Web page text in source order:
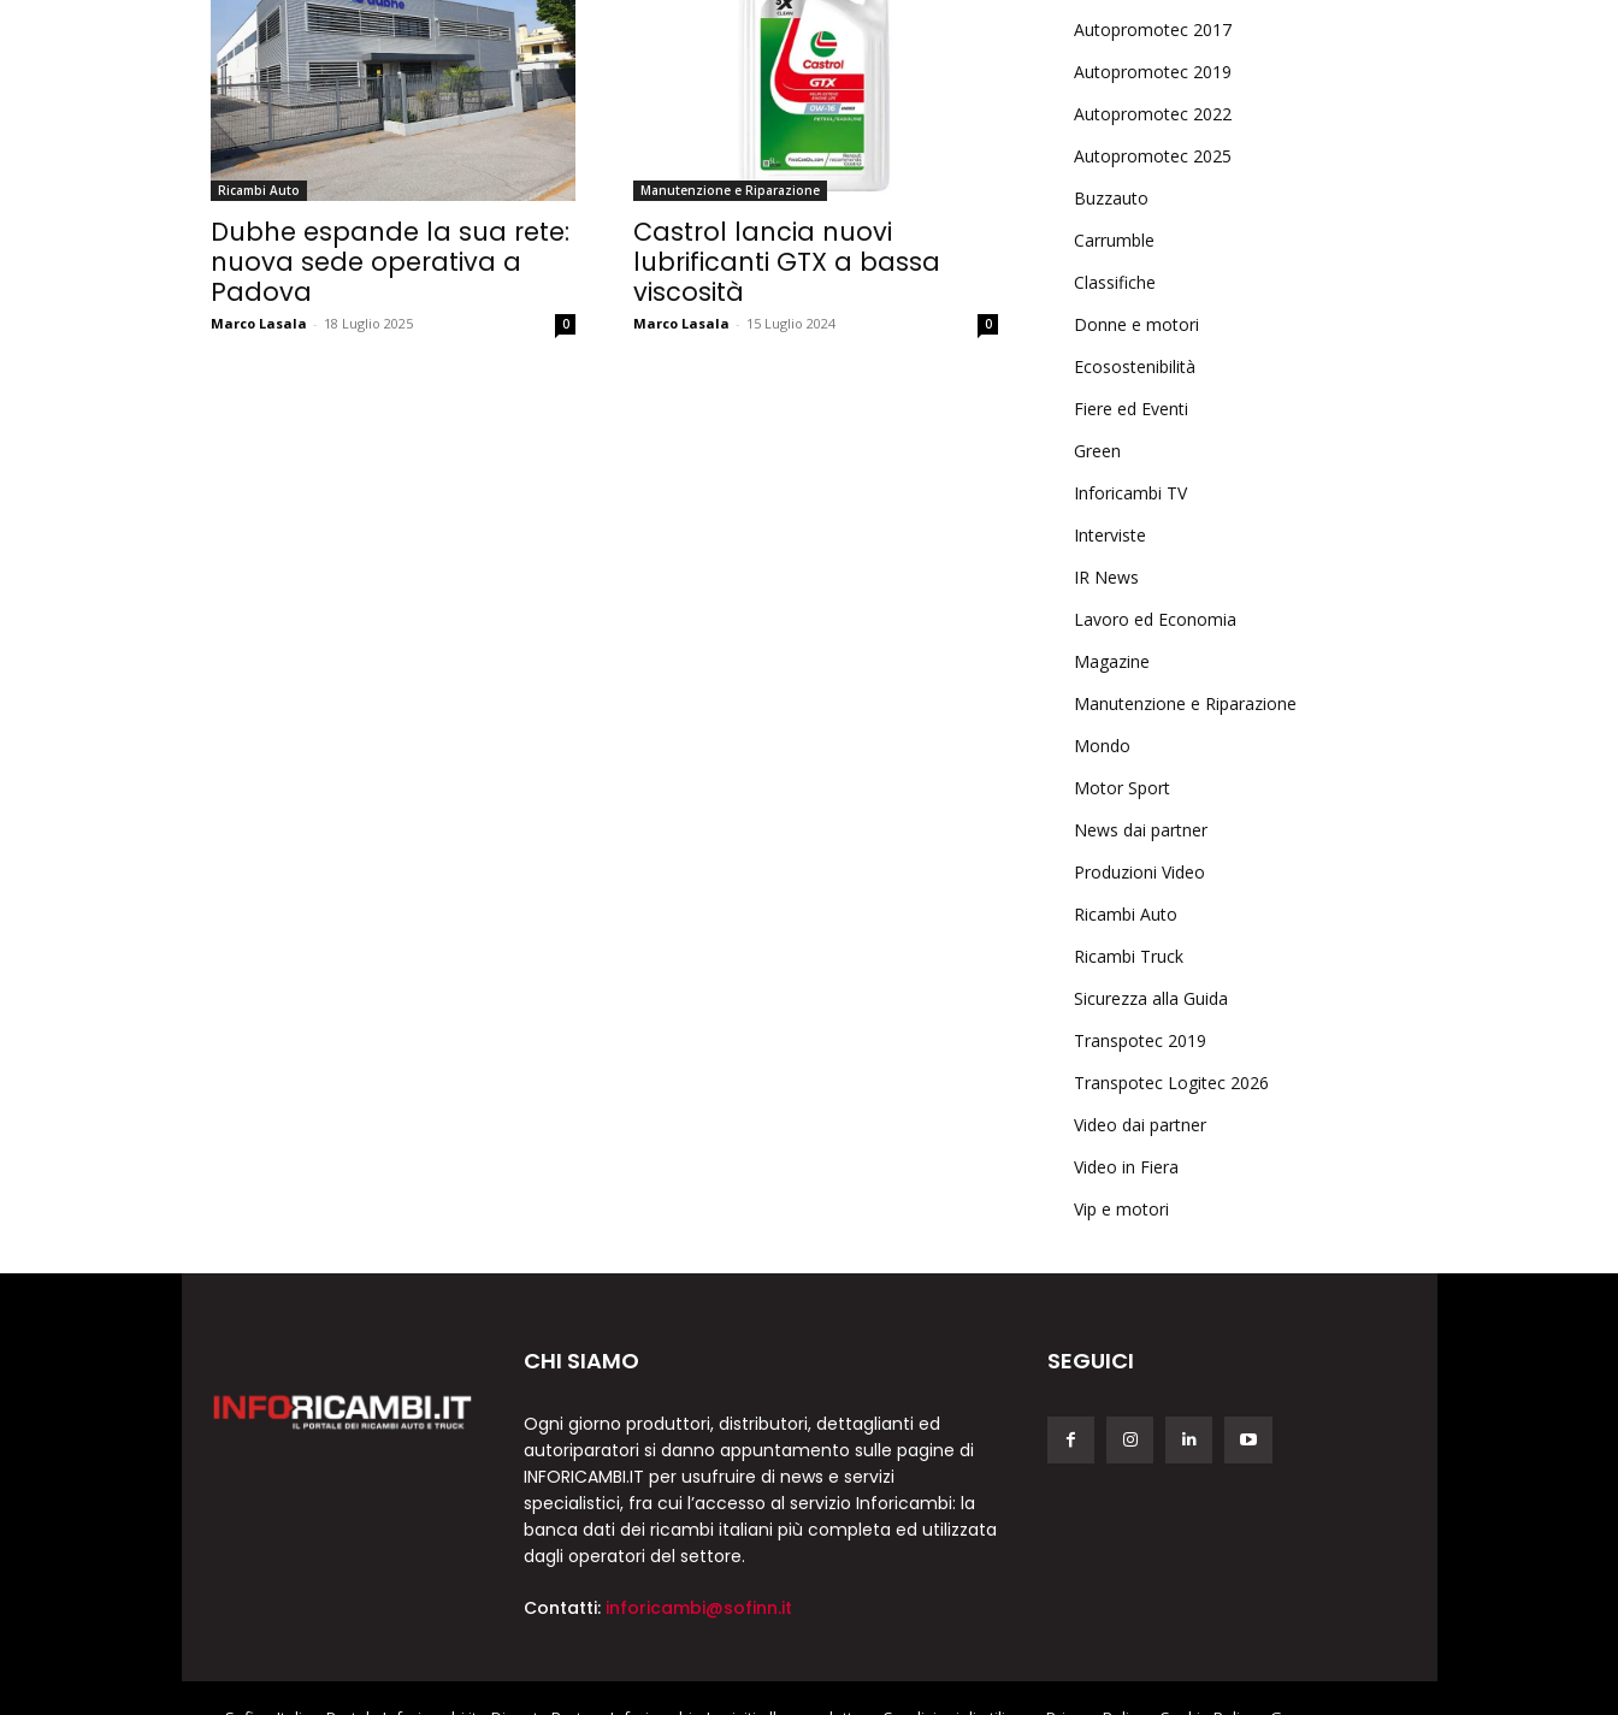
Ricordami
Ricambi Auto
Dubhe espande la sua rete:
nuova sede operativa a
Padova
Marco Lasala - 18 Luglio 2025 0
Manutenzione e Riparazione
Castrol lancia nuovi
lubrificanti GTX a bassa
viscosità
Marco Lasala - 15 Luglio 2024 0
Autopromotec 2017
Autopromotec 2019
Autopromotec 2022
Autopromotec 2025
Buzzauto
Carrumble
Classifiche
Donne e motori
Ecosostenibilità
Fiere ed Eventi
Green
Inforicambi TV
Interviste
IR News
Lavoro ed Economia
Magazine
Manutenzione e Riparazione
Mondo
Motor Sport
News dai partner
Produzioni Video
Ricambi Auto
Ricambi Truck
Sicurezza alla Guida
Transpotec 2019
Transpotec Logitec 2026
Video dai partner
Video in Fiera
Vip e motori
CHI SIAMO
Ogni giorno produttori, distributori, dettaglianti ed
autoriparatori si danno appuntamento sulle pagine di
INFORICAMBI.IT per usufruire di news e servizi
specialistici, fra cui l’accesso al servizio Inforicambi: la
banca dati dei ricambi italiani più completa ed utilizzata
dagli operatori del settore.
Contatti: inforicambi@sofinn.it
SEGUICI